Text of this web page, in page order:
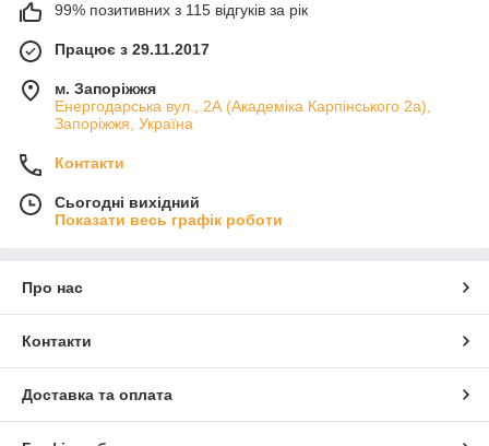
99% позитивних з 115 відгуків за рік
Працює з 29.11.2017
м. Запоріжжя
Енергодарська вул., 2А (Академіка Карпінського 2а),
Запоріжжя, Україна
Контакти
Сьогодні вихідний
Показати весь графік роботи
Про нас
Контакти
Доставка та оплата